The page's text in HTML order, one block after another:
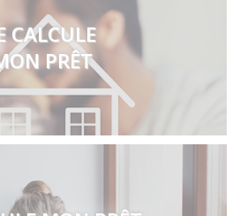
CALCULE
PRÊT